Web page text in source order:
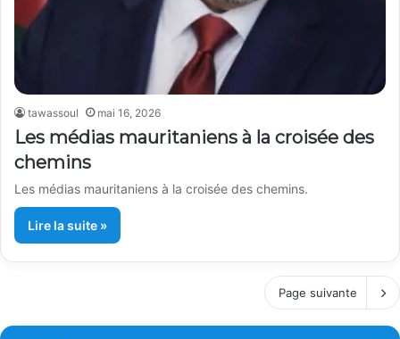
tawassoul mai 16, 2026
Les médias mauritaniens à la croisée des
chemins
Les médias mauritaniens à la croisée des chemins.
Lire la suite »
Page suivante